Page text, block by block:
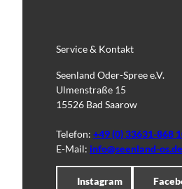
Service & Kontakt
Seenland Oder-Spree e.V.
Ulmenstraße 15
15526 Bad Saarow
Telefon: +49 (0) 33631-868
E-Mail: info@seenland-os.de
Instagram